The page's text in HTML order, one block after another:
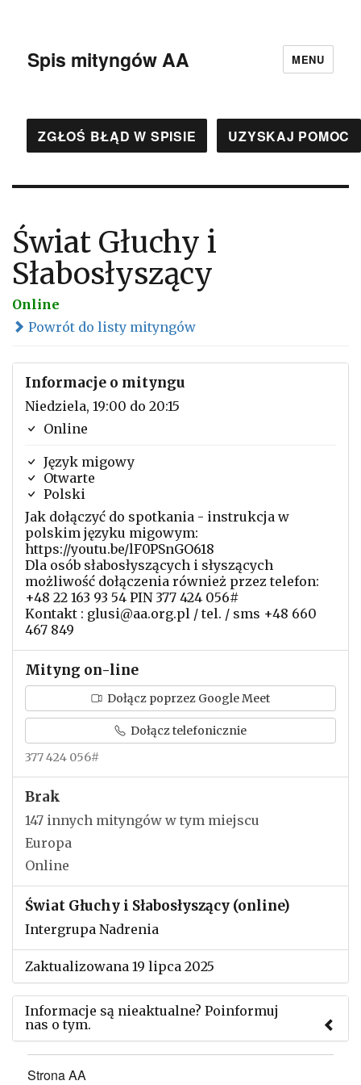
Spis mityngów AA MENU
ZGŁOŚ BŁĄD W SPISIE UZYSKAJ POMOC
Świat Głuchy i
Słabosłyszący
Online
Powrót do listy mityngów
Informacje o mityngu
Niedziela, 19:00 do 20:15
Online
Język migowy
Otwarte
Polski
Jak dołączyć do spotkania - instrukcja w
polskim języku migowym:
https://youtu.be/lF0PSnGO618
Dla osób słabosłyszących i słyszących
możliwość dołączenia również przez telefon:
+48 22 163 93 54 PIN 377 424 056#
Kontakt : glusi@aa.org.pl / tel. / sms +48 660
467 849
Mityng on-line
Dołącz poprzez Google Meet
Dołącz telefonicznie
377 424 056#
Brak
147 innych mityngów w tym miejscu
Europa
Online
Świat Głuchy i Słabosłyszący (online)
Intergrupa Nadrenia
Zaktualizowana 19 lipca 2025
Informacje są nieaktualne? Poinformuj
nas o tym.
Użyj tego formularza aby przesłać informację o
Strona AA